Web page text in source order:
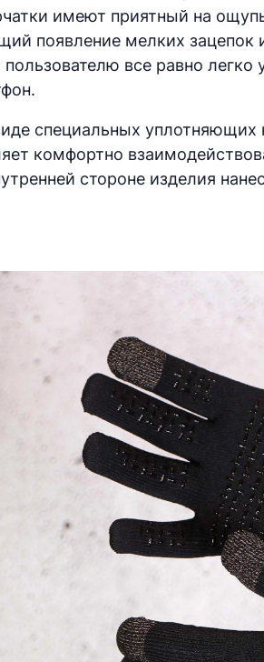
имеют приятный на
появление мелких зацепок
все равно
специальных уплотняющих
комфортно
стороне изделия